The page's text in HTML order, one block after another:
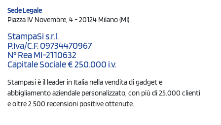
Sede Legale
Piazza IV Novembre, 4 - 20124 Milano (MI)
StampaSi s.r.l.
P.Iva/C.F. 09734470967
N° Rea MI-2110632
Capitale Sociale € 250.000 i.v.
Stampasi è il leader in Italia nella vendita di gadget e
abbigliamento aziendale personalizzato, con più di 25.000 clienti
e oltre 2.500 recensioni positive ottenute.